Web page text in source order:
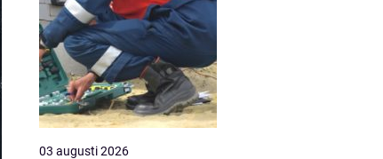
03 augusti 2026